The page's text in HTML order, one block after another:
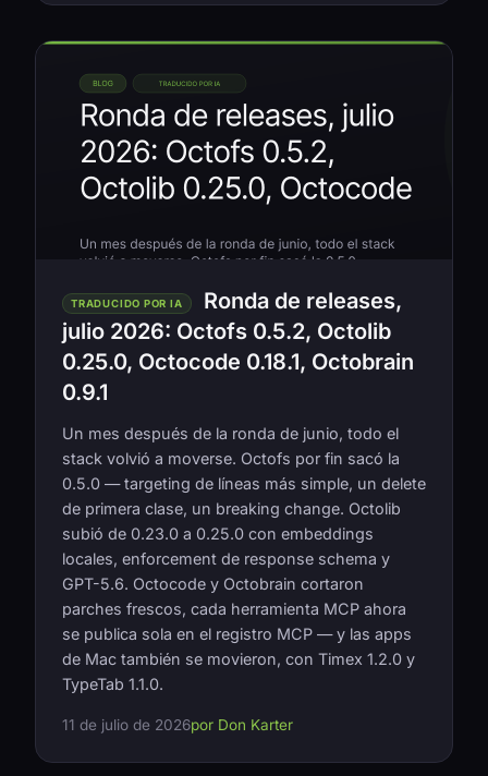
TRADUCIDO POR IA
Ronda de releases,
julio 2026: Octofs 0.5.2, Octolib
0.25.0, Octocode 0.18.1, Octobrain
0.9.1
Un mes después de la ronda de junio, todo el
stack volvió a moverse. Octofs por fin sacó la
0.5.0 — targeting de líneas más simple, un delete
de primera clase, un breaking change. Octolib
subió de 0.23.0 a 0.25.0 con embeddings
locales, enforcement de response schema y
GPT-5.6. Octocode y Octobrain cortaron
parches frescos, cada herramienta MCP ahora
se publica sola en el registro MCP — y las apps
de Mac también se movieron, con Timex 1.2.0 y
TypeTab 1.1.0.
11 de julio de 2026por Don Karter